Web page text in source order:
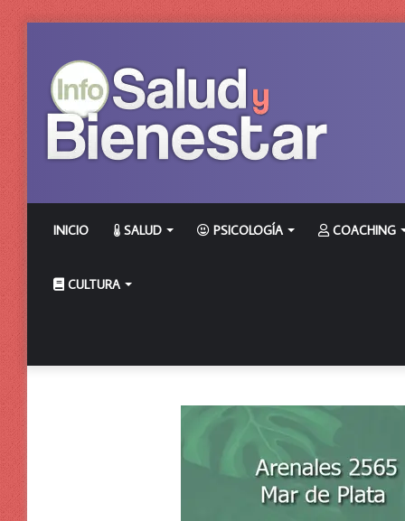
INICIO SALUD PSICOLOGÍA COACHING
CULTURA